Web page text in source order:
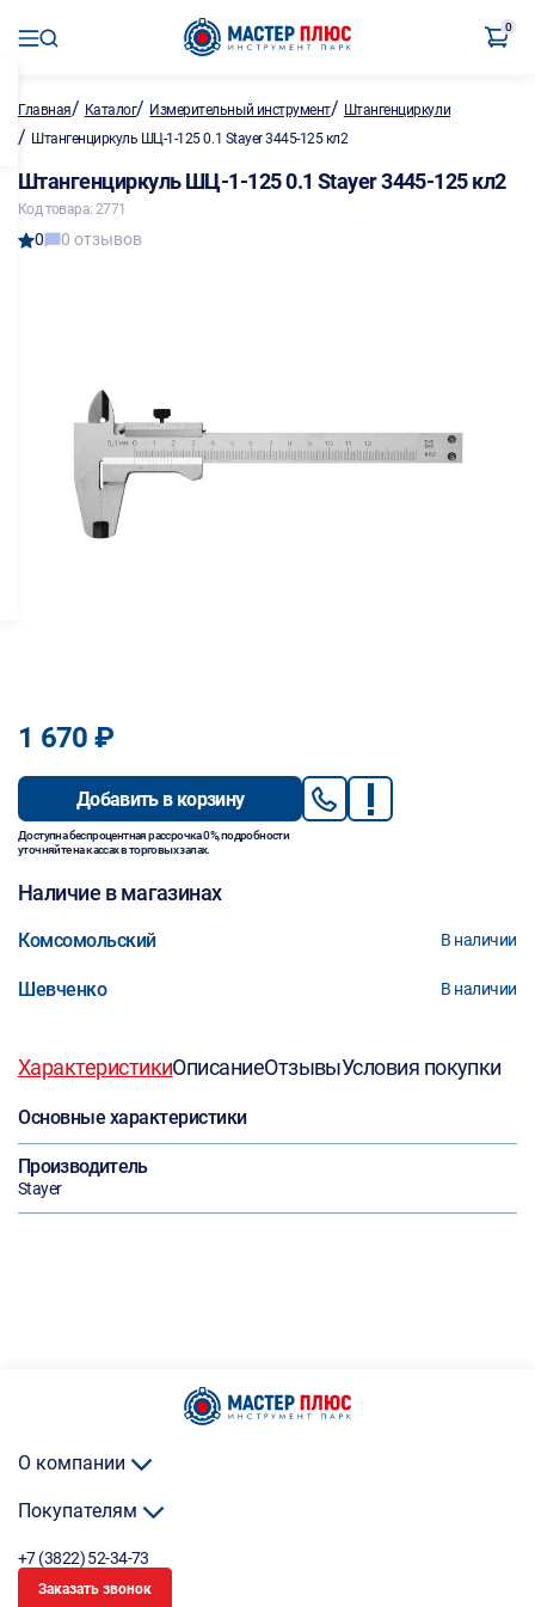
0
Главная/ Каталог/ Измерительный инструмент/ Штангенциркули
/ Штангенциркуль ШЦ-1-125 0.1 Stayer 3445-125 кл2
Штангенциркуль ШЦ-1-125 0.1 Stayer 3445-125 кл2
Код товара: 2771
0 0 отзывов
1 670 ₽
Добавить в корзину
Доступна беспроцентная рассрочка 0%, подробности
уточняйте на кассах в торговых залах.
Наличие в магазинах
Комсомольский В наличии
Шевченко В наличии
ХарактеристикиОписаниеОтзывыУсловия покупки
Основные характеристики
Производитель
Stayer
О компании
Покупателям
+7 (3822) 52-34-73
Заказать звонок